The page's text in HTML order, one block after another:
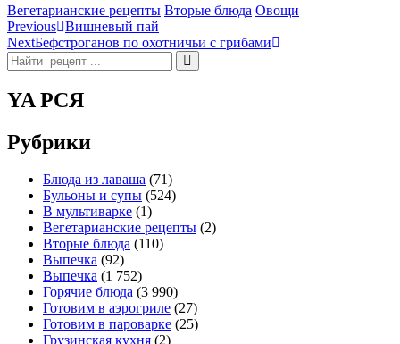
Categories
Вегетарианские рецепты Вторые блюда Овощи
Навигация
по
записям
Previous Вишневый пай
NextБефстроганов по охотничьи с грибами
Search
for:
YA РСЯ
Рубрики
Блюда из лаваша (71)
Бульоны и супы (524)
В мультиварке (1)
Вегетарианские рецепты (2)
Вторые блюда (110)
Выпечка (92)
Выпечка (1 752)
Горячие блюда (3 990)
Готовим в аэрогриле (27)
Готовим в пароварке (25)
Грузинская кухня (2)